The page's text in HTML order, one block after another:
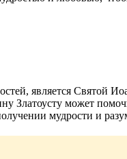
является Святой
Златоусту может
мудрости и